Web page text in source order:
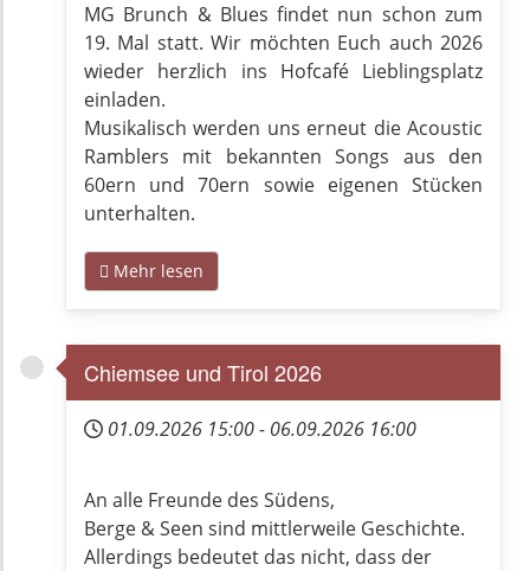
MG Brunch & Blues findet nun schon zum
19. Mal statt. Wir möchten Euch auch 2026
wieder herzlich ins Hofcafé Lieblingsplatz
einladen.
Musikalisch werden uns erneut die Acoustic
Ramblers mit bekannten Songs aus den
60ern und 70ern sowie eigenen Stücken
unterhalten.
Mehr lesen
Chiemsee und Tirol 2026
01.09.2026 15:00- 06.09.2026 16:00
An alle Freunde des Südens,
Berge & Seen sind mittlerweile Geschichte.
Allerdings bedeutet das nicht, dass der